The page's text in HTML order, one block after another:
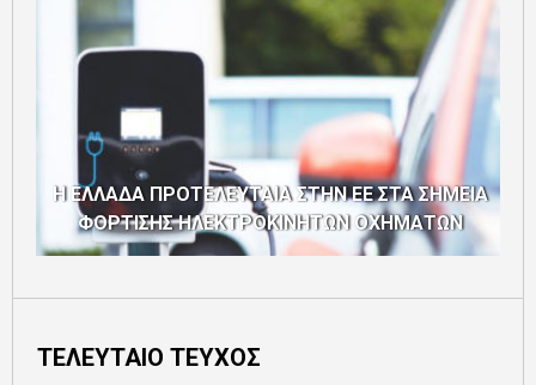
Η ΕΛΛΑΔΑ ΠΡΟΤΕΛΕΥΤΑΙΑ ΣΤΗΝ ΕΕ ΣΤΑ ΣΗΜΕΙΑ
ΦΟΡΤΙΣΗΣ ΗΛΕΚΤΡΟΚΙΝΗΤΩΝ ΟΧΗΜΑΤΩΝ
ΤΕΛΕΥΤΑΙΟ ΤΕΥΧΟΣ